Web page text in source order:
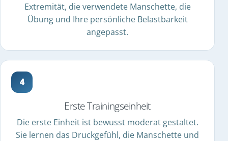
Extremität, die verwendete Manschette, die
Übung und Ihre persönliche Belastbarkeit
angepasst.
Erste Trainingseinheit
Die erste Einheit ist bewusst moderat gestaltet.
Sie lernen das Druckgefühl, die Manschette und